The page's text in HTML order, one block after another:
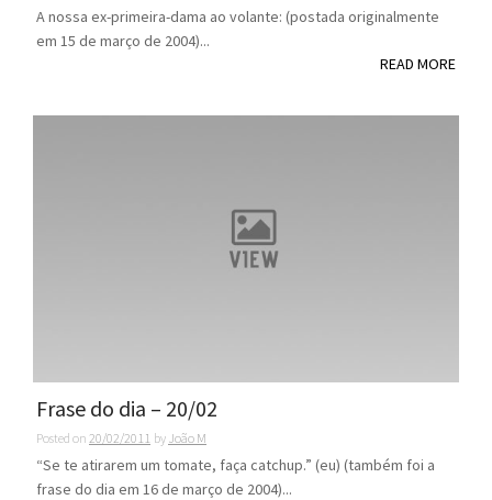
A nossa ex-primeira-dama ao volante: (postada originalmente
em 15 de março de 2004)...
READ MORE
Frase do dia – 20/02
Posted on 20/02/2011 by João M
“Se te atirarem um tomate, faça catchup.” (eu) (também foi a
frase do dia em 16 de março de 2004)...